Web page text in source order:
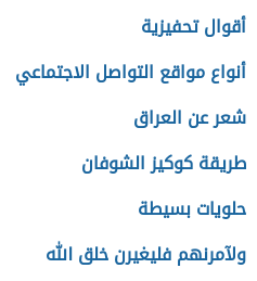
أقوال تحفيزية
أنواع مواقع التواصل الاجتماعي
شعر عن العراق
طريقة كوكيز الشوفان
حلويات بسيطة
ولآمرنهم فليغيرن خلق الله